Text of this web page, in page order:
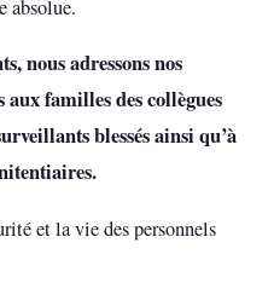
absolue.
nous adressons nos
aux familles des collègues
blessés ainsi qu’à
et la vie des personnels